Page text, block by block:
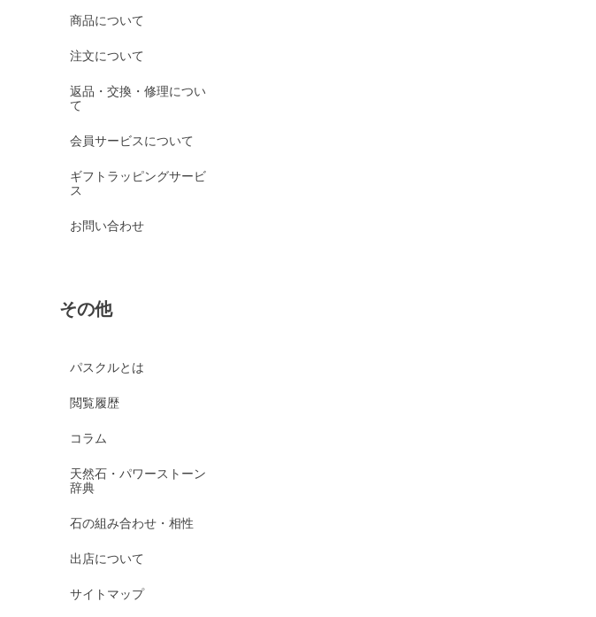
商品について
注文について
返品・交換・修理につい
て
会員サービスについて
ギフトラッピングサービ
ス
お問い合わせ
その他
パスクルとは
閲覧履歴
コラム
天然石・パワーストーン
辞典
石の組み合わせ・相性
出店について
サイトマップ